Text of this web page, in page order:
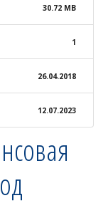
30.72 MB
1
26.04.2018
12.07.2023